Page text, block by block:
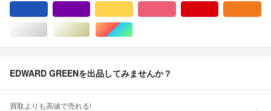
シルバー/銀色系ゴールド/金色系マルチカラー
EDWARD GREENを出品してみませんか？
買取よりも高値で売れる!